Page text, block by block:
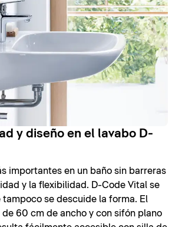
y diseño en el lavabo D-
importantes en un baño sin barreras
y la flexibilidad. D-Code Vital se
se descuide la forma. El
de 60 cm de ancho y con sifón plano